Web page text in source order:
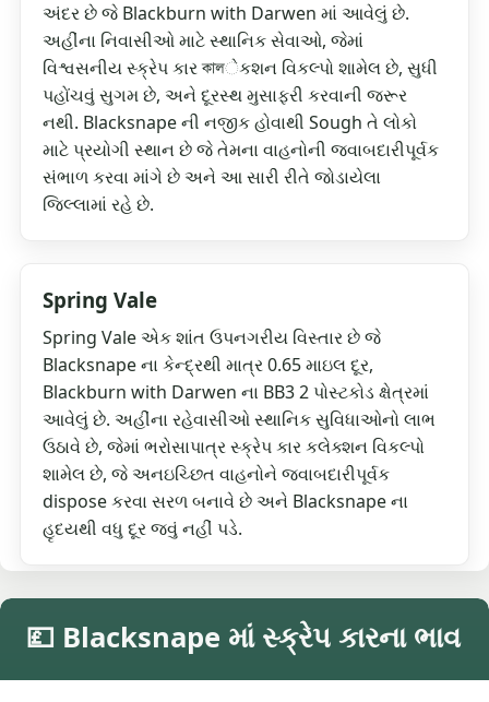
અંદર છે જે Blackburn with Darwen માં આવેલું છે.
અહીંના નિવાસીઓ માટે સ્થાનિક સેવાઓ, જેમાં
વિશ્વસનીય સ્ક્રેપ કાર কালેકશન વિકલ્પો શામેલ છે, સુધી
પહોંચવું સુગમ છે, અને દૂરસ્થ મુસાફરી કરવાની જરૂર
નથી. Blacksnape ની નજીક હોવાથી Sough તે લોકો
માટે પ્રયોગી સ્થાન છે જે તેમના વાહનોની જવાબદારીપૂર્વક
સંભાળ કરવા માંગે છે અને આ સારી રીતે જોડાયેલા
જિલ્લામાં રહે છે.
Spring Vale
Spring Vale એક શાંત ઉપનગરીય વિસ્તાર છે જે
Blacksnape ના કેન્દ્રથી માત્ર 0.65 માઇલ દૂર,
Blackburn with Darwen ના BB3 2 પોસ્ટકોડ ક્ષેત્રમાં
આવેલું છે. અહીંના રહેવાસીઓ સ્થાનિક સુવિધાઓનો લાભ
ઉઠાવે છે, જેમાં ભરોસાપાત્ર સ્ક્રેપ કાર કલેક્શન વિકલ્પો
શામેલ છે, જે અનઇચ્છિત વાહનોને જવાબદારીપૂર્વક
dispose કરવા સરળ બનાવે છે અને Blacksnape ના
હૃદયથી વધુ દૂર જવું નહીં પડે.
💷 Blacksnape માં સ્ક્રેપ કારના ભાવ